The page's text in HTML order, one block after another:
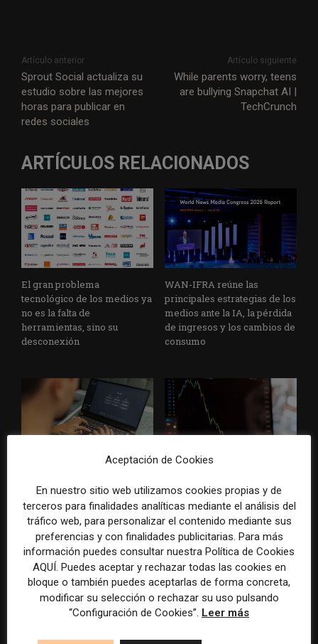
Artículo anterior
Sprout Social actualiza su
estudio sobre las mejores
horas para publicar en
redes sociales
Artículo siguiente
While parents worry, teens
are bullying Snapchat AI |
TechCrunch
ARTÍCULOS RELACIONADOS
El gran problema
tecnológico de los medios ya
no es la falta de
herramientas, sino su
desconexión
WAN-IFRA reúne las
principales estrategias de los
medios ante la IA, la pérdida
de ingresos y los cambios de
consumo
IA en redacciones, productos
y negocios periodísticos
98% del valor de algunos
grandes grupos de prensa
tradicionales
Aceptación de Cookies
En nuestro sitio web utilizamos cookies propias y de
terceros para finalidades analíticas mediante el análisis del
tráfico web, para personalizar el contenido mediante sus
preferencias y con finalidades publicitarias. Para más
información puedes consultar nuestra Política de Cookies
AQUÍ. Puedes aceptar y rechazar todas las cookies en
bloque o también puedes aceptarlas de forma concreta,
modificar su selección o rechazar su uso pulsando
“Configuración de Cookies”. Leer más